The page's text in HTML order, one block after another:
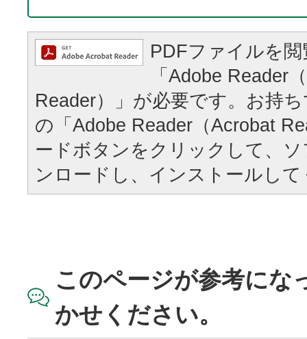
PDFファイルを
「Adobe Reader
Reader）」が必要です。お持
の「Adobe Reader（Acrobat
ードボタンをクリックして、
ンロードし、インストールし
このページが参考にな
かせください。